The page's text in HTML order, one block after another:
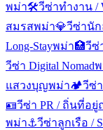
พม่า🛠️วีซ่าทำงาน /
สมรสพม่า💎วีซ่านัก
Long-Stayพม่า🏥วีซ่
วีซ่า Digital Nomad
แสวงบุญพม่า🏕️วีซ่
🪪วีซ่า PR / ถิ่นที่อยู่
พม่า⚓วีซ่าลูกเรือ /